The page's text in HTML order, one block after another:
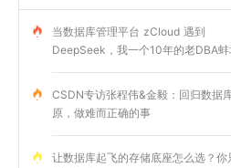
当数据库管理平台 zCloud 遇到
DeepSeek，我一个10年的老DBA蚌
CSDN专访张程伟&金毅：回归数据
原，做难而正确的事
让数据库起飞的存储底座怎么选？你